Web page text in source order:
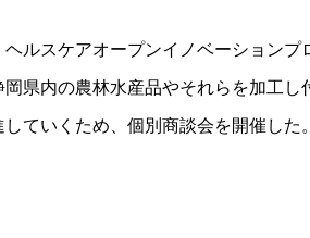
ヘルスケアオープンイノベーション
岡県内の農林水産品やそれらを加工
ていくため、個別商談会を開催した。